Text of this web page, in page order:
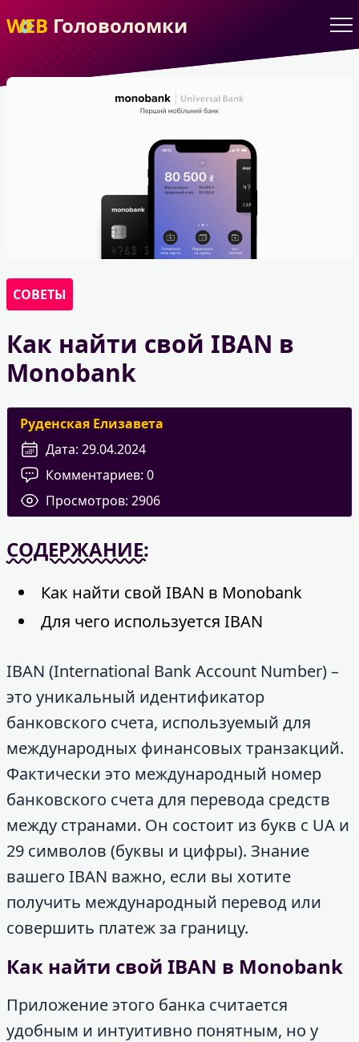
WEBГоловоломки
СОВЕТЫ
Как найти свой IBAN в
Monobank
Руденская Елизавета
Дата: 29.04.2024
Комментариев: 0
Просмотров: 2906
СОДЕРЖАНИЕ:
Как найти свой IBAN в Monobank
Для чего используется IBAN
IBAN (International Bank Account Number) –
это уникальный идентификатор
банковского счета, используемый для
международных финансовых транзакций.
Фактически это международный номер
банковского счета для перевода средств
между странами. Он состоит из букв с UA и
29 символов (буквы и цифры). Знание
вашего IBAN важно, если вы хотите
получить международный перевод или
совершить платеж за границу.
Как найти свой IBAN в Monobank
Приложение этого банка считается
удобным и интуитивно понятным, но у